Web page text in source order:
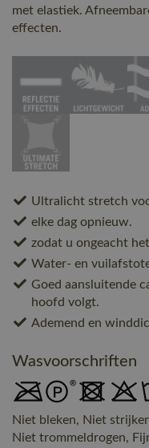
met elastiek.
effecten.
Ultralicht stretch
elke dag opnieuw.
zodat u ongeacht
Water- en
Goed aansluitende
hoofd volgt.
Ademend en
Wasvoorschriften
Niet bleken, Niet
Niet trommeldrogen,